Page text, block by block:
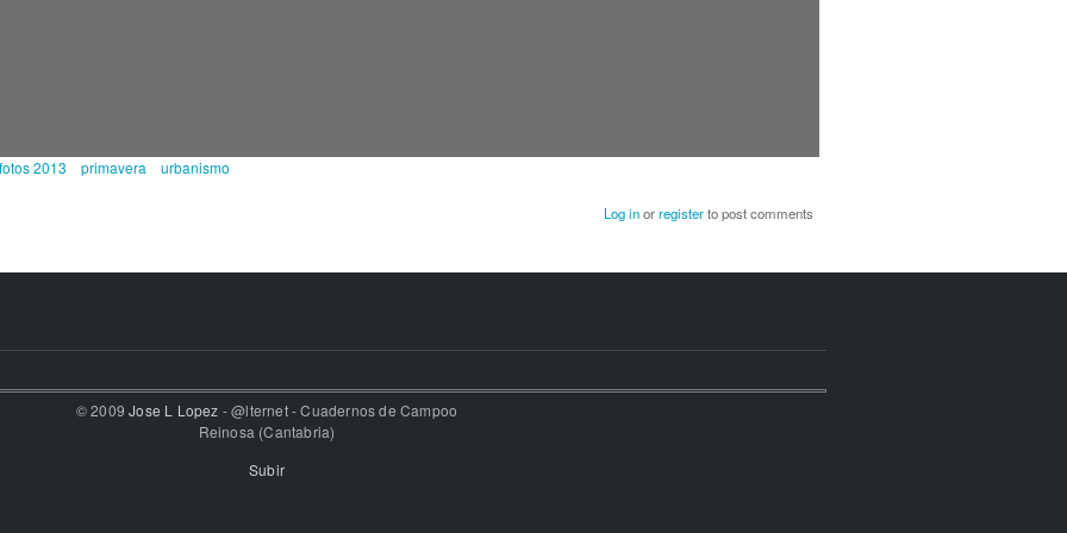
fotos 2013 primavera urbanismo
Log inorregisterto post comments
© 2009Jose L Lopez - @lternet - Cuadernos de Campoo
Reinosa (Cantabria)
Subir